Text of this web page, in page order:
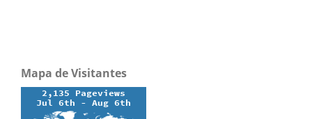
Mapa de Visitantes